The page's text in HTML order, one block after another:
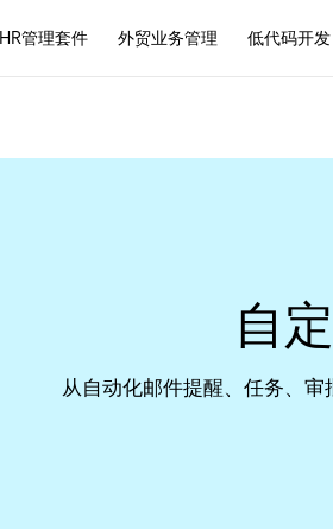
HR管理套件 外贸业务管理 低代码开发
自
从自动化邮件提醒、任务、